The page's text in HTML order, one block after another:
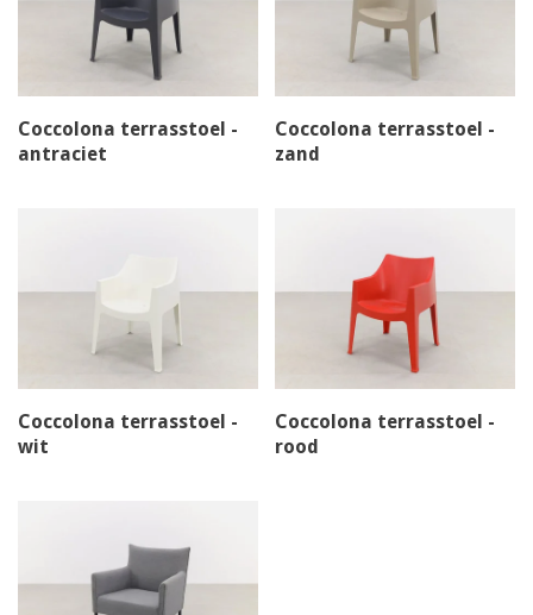
Coccolona terrasstoel -
antraciet
Coccolona terrasstoel -
zand
Coccolona terrasstoel -
wit
Coccolona terrasstoel -
rood